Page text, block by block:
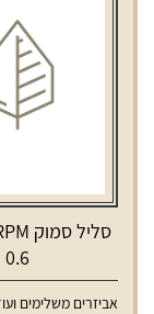
0.6
אביזרים משלימים